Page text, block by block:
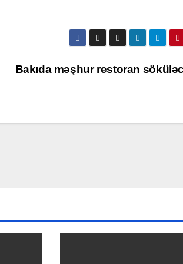
Bakıda məşhur restoran